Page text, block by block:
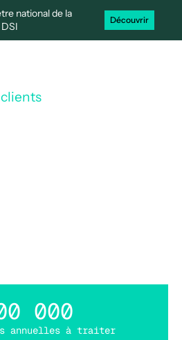
national de la
Découvrir
clients
000
annuelles à traiter